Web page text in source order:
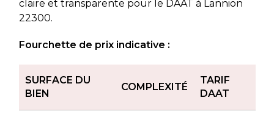
claire et transparente pour le DAAT à Lannion
22300.
Fourchette de prix indicative :
SURFACE DU
BIEN
COMPLEXITÉ
TARIF
DAAT